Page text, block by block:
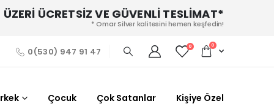
ÜCRETSİZ VE GÜVENLİ TESLİMAT*
* Omar Silver kalitesini hemen keşfedin!
0(530) 947 91 47 0 0
Çocuk Çok Satanlar Kişiye Özel